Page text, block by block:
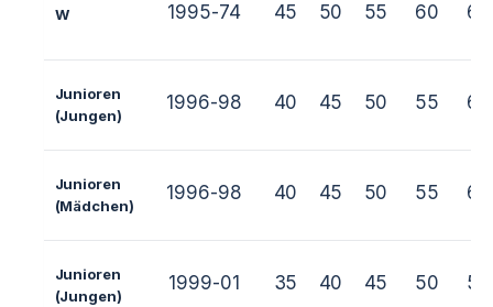
W 1995-74 45 50 55 60 65
Junioren
(Jungen)
1996-98 40 45 50 55 60
Junioren
(Mädchen)
1996-98 40 45 50 55 60
Junioren
(Jungen)
1999-01 35 40 45 50 55